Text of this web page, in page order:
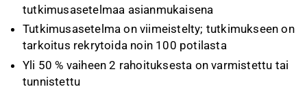
tutkimusasetelmaa asianmukaisena
Tutkimusasetelma on viimeistelty; tutkimukseen on
tarkoitus rekrytoida noin 100 potilasta
Yli 50 % vaiheen 2 rahoituksesta on varmistettu tai
tunnistettu